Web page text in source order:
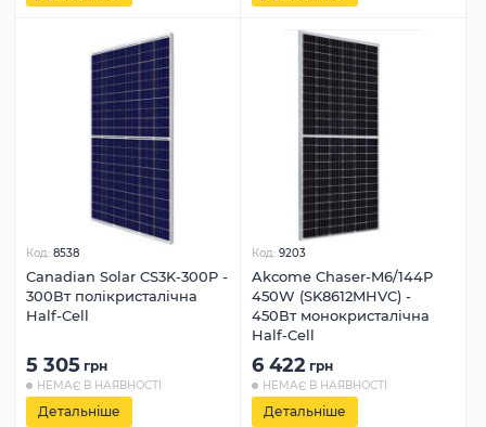
Код: 8538
Canadian Solar CS3K-300P -
300Вт полікристалічна
Half-Cell
5 305 грн
НЕМАЄ В НАЯВНОСТІ
Детальніше
Код: 9203
Akcome Chaser-M6/144P
450W (SK8612MHVC) -
450Вт монокристалічна
Half-Cell
6 422 грн
НЕМАЄ В НАЯВНОСТІ
Детальніше